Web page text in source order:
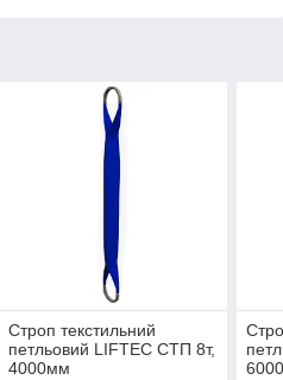
Строп текстильний
петльовий LIFTEC СТП 8т,
4000мм